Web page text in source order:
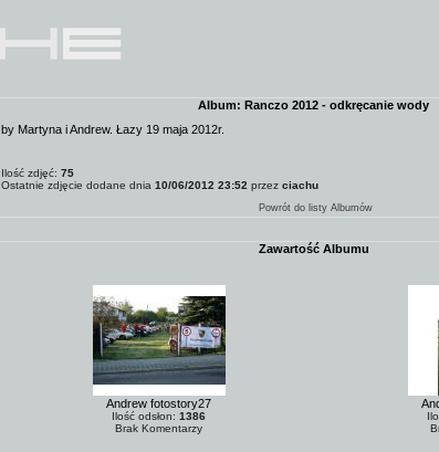
Album: Ranczo 2012 - odkręcanie wody
by Martyna i Andrew. Łazy 19 maja 2012r.
Ilość zdjęć: 75
Ostatnie zdjęcie dodane dnia 10/06/2012 23:52 przez ciachu
Powrót do listy Albumów
Zawartość Albumu
Andrew fotostory27
Ilość odsłon: 1386
Brak Komentarzy